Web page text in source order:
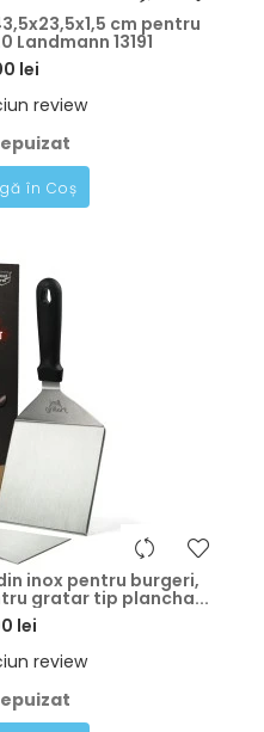
cm pentru
13191
lei
review
în Coș
inox pentru burgeri,
gratar tip plancha...
lei
review